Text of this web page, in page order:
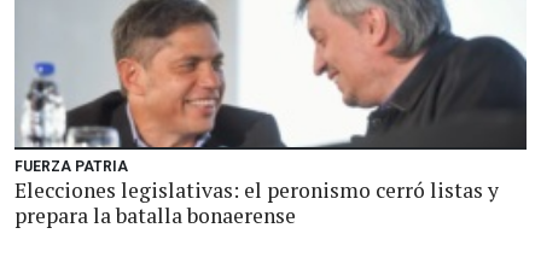
FUERZA PATRIA
Elecciones legislativas: el peronismo cerró listas y
prepara la batalla bonaerense